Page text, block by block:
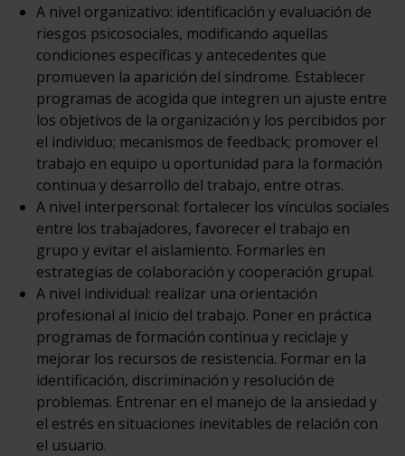
A nivel organizativo: identificación y evaluación de
riesgos psicosociales, modificando aquellas
condiciones específicas y antecedentes que
promueven la aparición del síndrome. Establecer
programas de acogida que integren un ajuste entre
los objetivos de la organización y los percibidos por
el individuo; mecanismos de feedback; promover el
trabajo en equipo u oportunidad para la formación
continua y desarrollo del trabajo, entre otras.
A nivel interpersonal: fortalecer los vínculos sociales
entre los trabajadores, favorecer el trabajo en
grupo y evitar el aislamiento. Formarles en
estrategias de colaboración y cooperación grupal.
A nivel individual: realizar una orientación
profesional al inicio del trabajo. Poner en práctica
programas de formación continua y reciclaje y
mejorar los recursos de resistencia. Formar en la
identificación, discriminación y resolución de
problemas. Entrenar en el manejo de la ansiedad y
el estrés en situaciones inevitables de relación con
el usuario.